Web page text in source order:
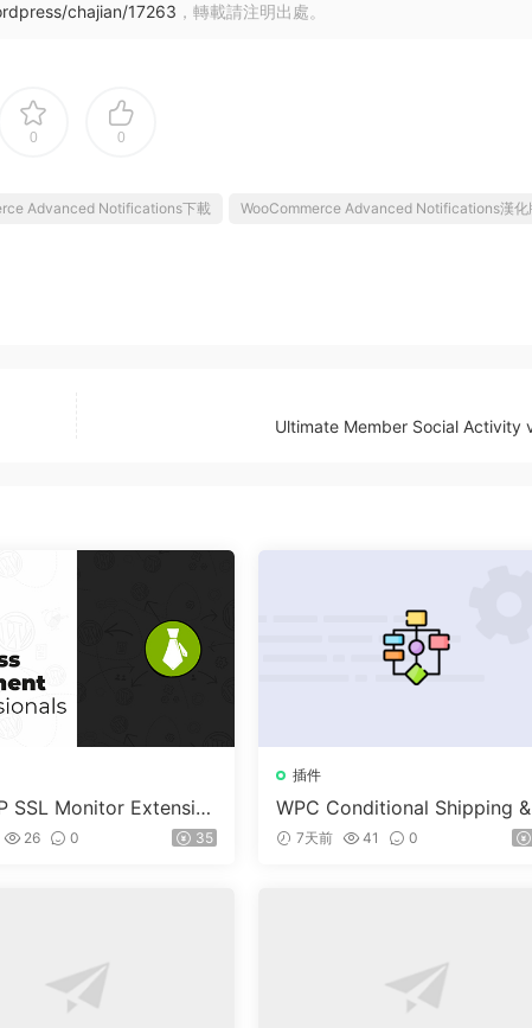
chajian/17263 ，轉載請注明出處。
0 0
Advanced Notifications下載
WooCommerce Advanced Notifications漢化
Ultimate Member Social Activity
SSL Monitor Extensio
26 0 35
插件
WPC Conditional Shipping
ayments (Premium) v1.0.2
7天前 41 0